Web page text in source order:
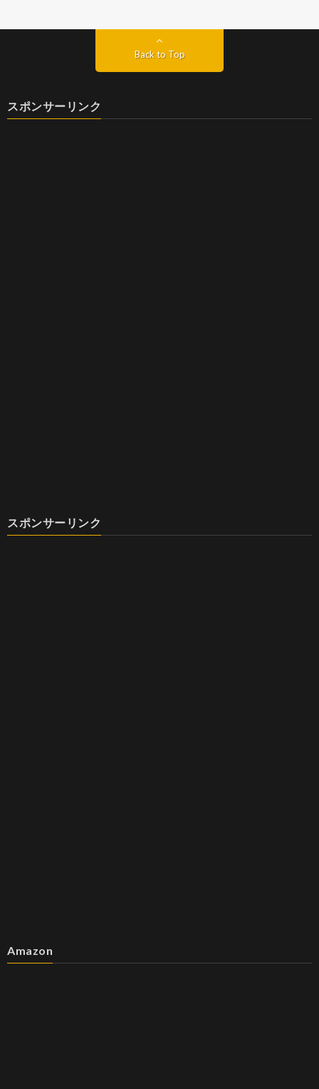
Back to Top
スポンサーリンク
スポンサーリンク
Amazon